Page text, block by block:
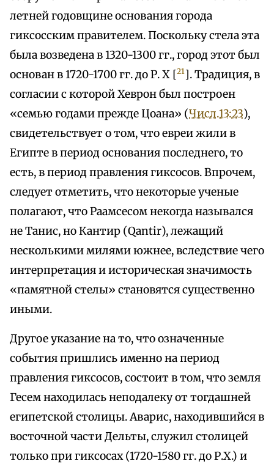
летней годовщине основания города
гиксосским правителем. Поскольку стела эта
была возведена в 1320-1300 гг., город этот был
основан в 1720-1700 гг. до Р. Х [21]. Традиция, в
согласии с которой Хеврон был построен
«семью годами прежде Цоана» (Числ.13:23),
свидетельствует о том, что евреи жили в
Египте в период основания последнего, то
есть, в период правления гиксосов. Впрочем,
следует отметить, что некоторые ученые
полагают, что Раамсесом некогда назывался
не Танис, но Кантир (Qantir), лежащий
несколькими милями южнее, вследствие чего
интерпретация и историческая значимость
«памятной стелы» становятся существенно
иными.
Другое указание на то, что означенные
события пришлись именно на период
правления гиксосов, состоит в том, что земля
Гесем находилась неподалеку от тогдашней
египетской столицы. Аварис, находившийся в
восточной части Дельты, служил столицей
только при гиксосах (1720-1580 гг. до Р.Х.) и